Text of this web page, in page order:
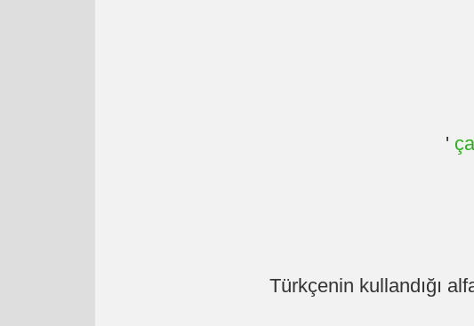
'
Türkçenin kullandığı